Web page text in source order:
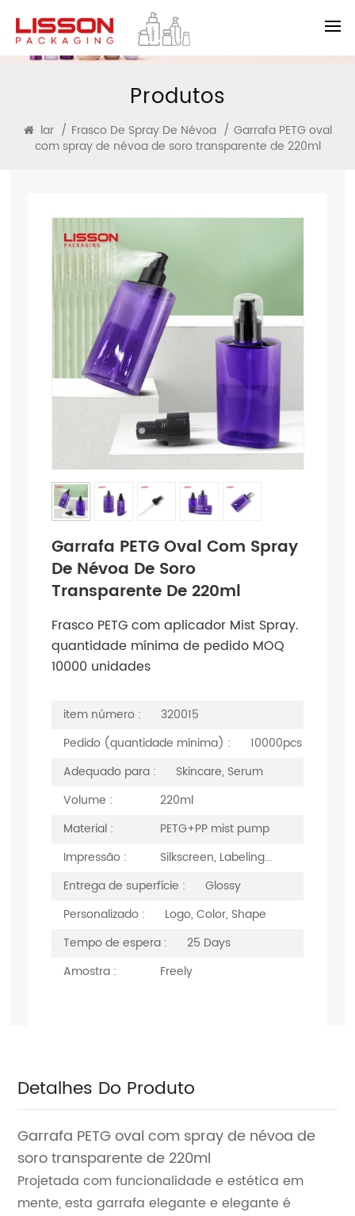
Produtos
lar / Frasco De Spray De Névoa / Garrafa PETG oval
com spray de névoa de soro transparente de 220ml
Garrafa PETG Oval Com Spray
De Névoa De Soro
Transparente De 220ml
Frasco PETG com aplicador Mist Spray.
quantidade mínima de pedido MOQ
10000 unidades
item número :
320015
Pedido (quantidade mínima) :
10000pcs
Adequado para :
Skincare, Serum
Volume :
220ml
Material :
PETG+PP mist pump
Impressão :
Silkscreen, Labeling...
Entrega de superfície :
Glossy
Personalizado :
Logo, Color, Shape
Tempo de espera :
25 Days
Amostra :
Freely
Detalhes Do Produto
Garrafa PETG oval com spray de névoa de
soro transparente de 220ml
Projetada com funcionalidade e estética em
mente, esta garrafa elegante e elegante é